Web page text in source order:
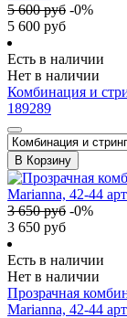
5 600руб -0%
5 600 руб
Есть в наличии
Нет в наличии
Комбинация и
189289
В Корзину
3 650руб -0%
3 650 руб
Есть в наличии
Нет в наличии
Прозрачная
Marianna, 42-44